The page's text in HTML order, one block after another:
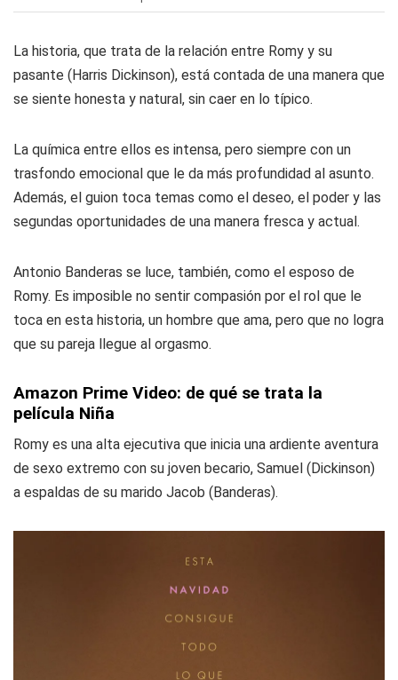
La historia, que trata de la relación entre Romy y su
pasante (Harris Dickinson), está contada de una manera que
se siente honesta y natural, sin caer en lo típico.
La química entre ellos es intensa, pero siempre con un
trasfondo emocional que le da más profundidad al asunto.
Además, el guion toca temas como el deseo, el poder y las
segundas oportunidades de una manera fresca y actual.
Antonio Banderas se luce, también, como el esposo de
Romy. Es imposible no sentir compasión por el rol que le
toca en esta historia, un hombre que ama, pero que no logra
que su pareja llegue al orgasmo.
Amazon Prime Video: de qué se trata la
película Niña
Romy es una alta ejecutiva que inicia una ardiente aventura
de sexo extremo con su joven becario, Samuel (Dickinson)
a espaldas de su marido Jacob (Banderas).